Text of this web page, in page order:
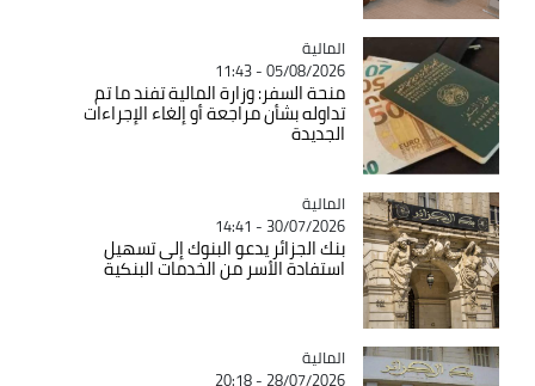
Catégorie
المالية
05/08/2026 - 11:43
منحة السفر: وزارة المالية تفند ما تم
تداوله بشأن مراجعة أو إلغاء الإجراءات
الجديدة
Catégorie
المالية
30/07/2026 - 14:41
بنك الجزائر يدعو البنوك إلى تسهيل
استفادة الأسر من الخدمات البنكية
Catégorie
المالية
28/07/2026 - 20:18